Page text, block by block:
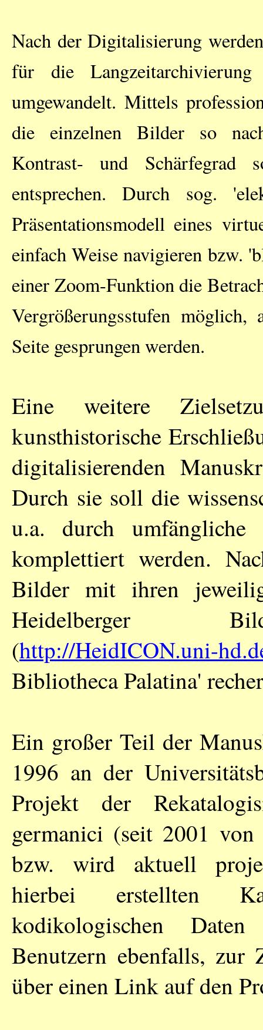
Nach der Digitalisierung
für die
umgewandelt. Mittels
die einzelnen Bilder so
Kontrast- und
entsprechen. Durch sog.
Präsentationsmodell eines
einfach Weise navigieren bzw.
einer Zoom-Funktion die
Vergrößerungsstufen
Seite gesprungen werden.
Eine weitere
kunsthistorische
digitalisierenden
Durch sie soll die
u.a. durch umfängliche
komplettiert werden.
Bilder mit ihren
Heidelberger
(http://HeidICON.uni-
Bibliotheca Palatina'
Ein großer Teil der
1996 an der
Projekt der
germanici (seit 2001
bzw. wird aktuell
hierbei erstellten
kodikologischen
Benutzern ebenfalls,
über einen Link auf den